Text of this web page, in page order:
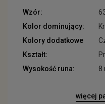
Wzór:
Kolor dominujący:
Kolory dodatkowe
Kształt:
Wysokość runa:
8
więcej